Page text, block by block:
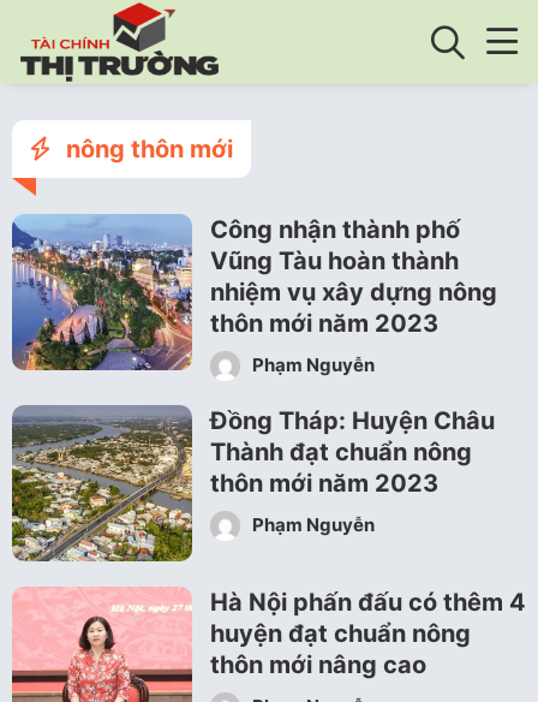
nông thôn mới
Công nhận thành phố
Vũng Tàu hoàn thành
nhiệm vụ xây dựng nông
thôn mới năm 2023
Phạm Nguyễn
Đồng Tháp: Huyện Châu
Thành đạt chuẩn nông
thôn mới năm 2023
Phạm Nguyễn
Hà Nội phấn đấu có thêm 4
huyện đạt chuẩn nông
thôn mới nâng cao